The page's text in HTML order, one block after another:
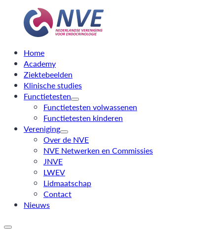
Home
Academy
Ziektebeelden
Klinische studies
Functietesten
Functietesten volwassenen
Functietesten kinderen
Vereniging
Over de NVE
NVE Netwerken en Commissies
JNVE
LWEV
Lidmaatschap
Contact
Nieuws